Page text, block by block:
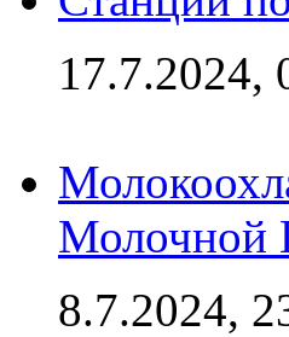
17.7.2024,
Молочной
8.7.2024,